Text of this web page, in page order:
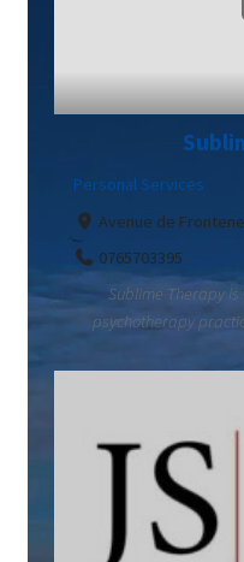
Personal Services
Avenue de
0765703395
Sublime Therapy
psychotherapy